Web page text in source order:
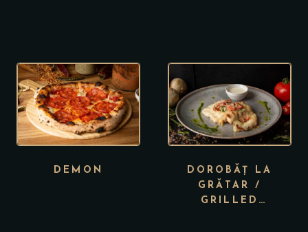
DEMON
DOROBĂȚ LA
GRĂTAR /
GRILLED